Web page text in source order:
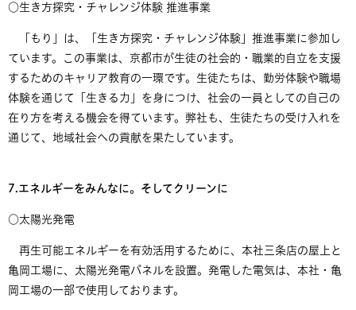
○生き方探究・チャレンジ体験 推進事業
「もり」は、「生き方探究・チャレンジ体験」推進事業に参加し
ています。この事業は、京都市が生徒の社会的・職業的自立を支援
するためのキャリア教育の一環です。生徒たちは、勤労体験や職場
体験を通じて「生きる力」を身につけ、社会の一員としての自己の
在り方を考える機会を得ています。弊社も、生徒たちの受け入れを
通じて、地域社会への貢献を果たしています。
7.エネルギーをみんなに。そしてクリーンに
​○太陽光発電
再生可能エネルギーを有効活用するために、本社三条店の屋上と
亀岡工場に、太陽光発電パネルを設置。発電した電気は、本社・亀
岡工場の一部で使用しております。